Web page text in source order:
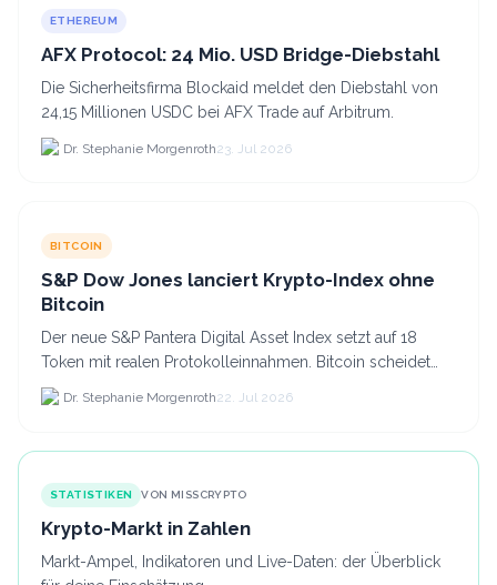
ETHEREUM
AFX Protocol: 24 Mio. USD Bridge-Diebstahl
Die Sicherheitsfirma Blockaid meldet den Diebstahl von
24,15 Millionen USDC bei AFX Trade auf Arbitrum.
Dr. Stephanie Morgenroth23. Jul 2026
BITCOIN
S&P Dow Jones lanciert Krypto-Index ohne
Bitcoin
Der neue S&P Pantera Digital Asset Index setzt auf 18
Token mit realen Protokolleinnahmen. Bitcoin scheidet
aufgrund fehlender Erträge für Halter aus dem.
Dr. Stephanie Morgenroth22. Jul 2026
STATISTIKEN VON MISSCRYPTO
Krypto-Markt in Zahlen
Markt-Ampel, Indikatoren und Live-Daten: der Überblick